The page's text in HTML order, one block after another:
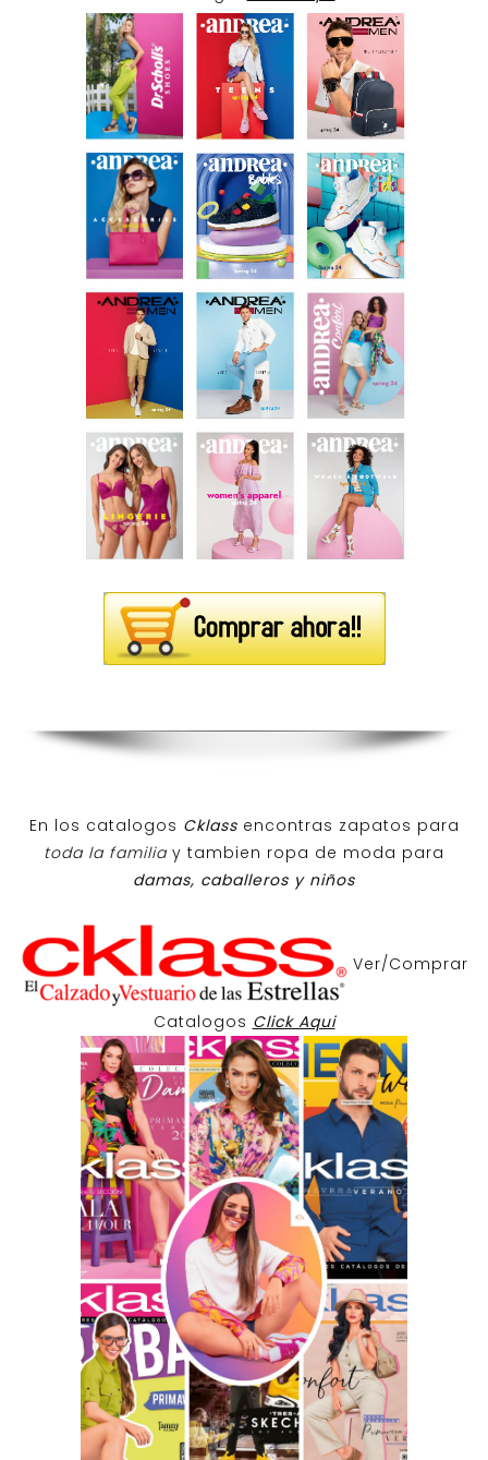
En los catalogos Cklass encontras zapatos para
toda la familiay tambien ropa de moda para
damas, caballeros y niños
Ver/Comprar
Catalogos Click Aqui